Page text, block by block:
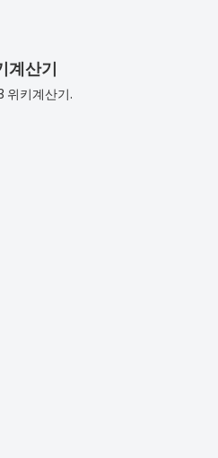
계산기
위키계산기.